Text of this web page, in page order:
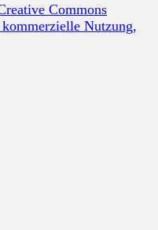
Commons
Nutzung,